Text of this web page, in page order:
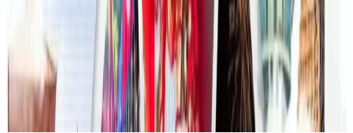
२०२६ जुलाई १९
डार्विनमा नेपाल फेस्टिभल हुँदै
२०२६ जुन ११